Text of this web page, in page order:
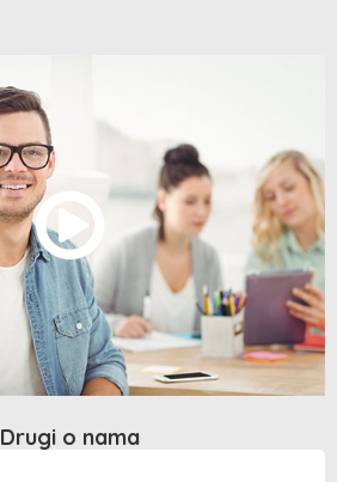
Drugi o nama